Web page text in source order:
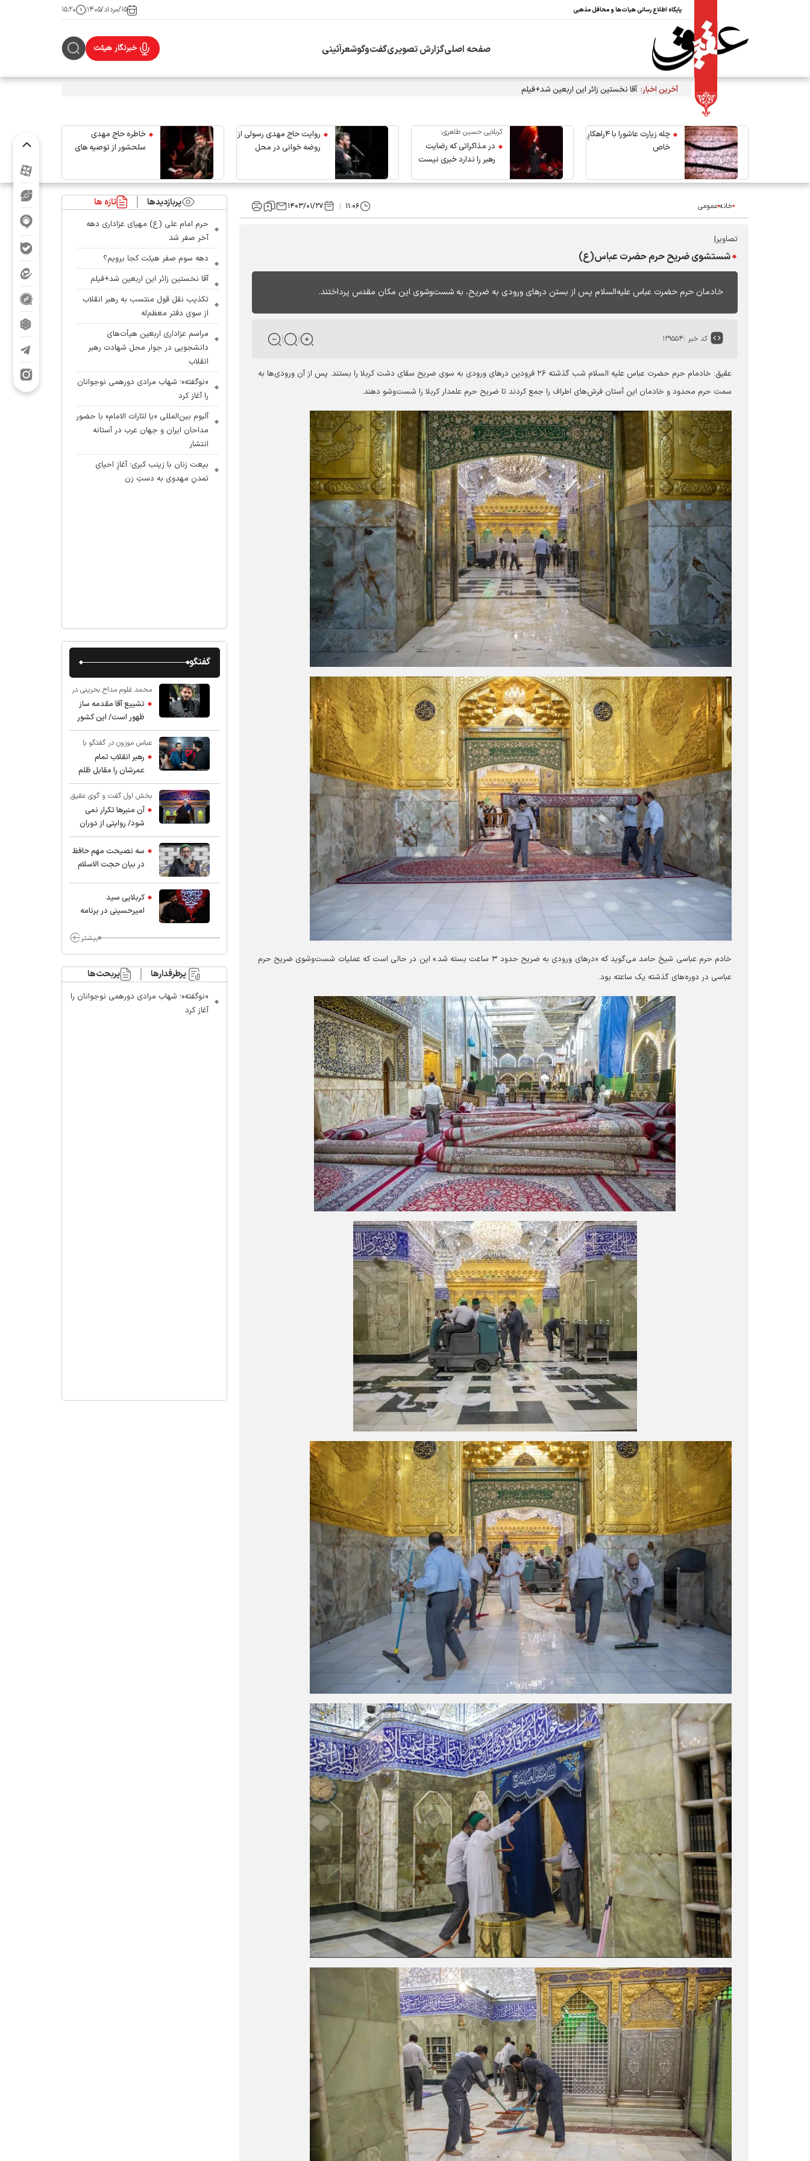
پایگاه اطلاع رسانی هیات‌ها و محافل مذهبی ۱۵/مرداد/۱۴۰۵ ۱۵:۲۰
صفحه اصلیگزارش تصویریگفت‌وگوشعرآئینی خبرنگار هیئت
آخرین اخبار: آقا نخستین زائر این اربعین شد+فیلم
چله زیارت عاشورا با ۴راهکارِ
خاص
کربلایی حسین طاهری:
در مذاکراتی که رضایت
رهبر را ندارد خبری نیست
روایت حاج مهدی رسولی از
روضه خوانی در محل
خاطره حاج مهدی
سلحشور از توصیه های
خانهعمومی ۱۱:۰۶ ۱۴۰۳/۰۱/۲۷
تصاویر|
شستشوی ضریح حرم حضرت عباس(ع)
خادمان حرم حضرت عباس علیه‌السلام پس از بستن درهای ورودی به ضریح، به شست‌وشوی این مکان مقدس پرداختند.
کد خبر :۱۲۹۵۵۴
عقیق: خادمام حرم حضرت عباس علیه السلام شب گذشته ۲۶ فرودین درهای ورودی به سوی ضریح سقای دشت کربلا را بستند.
پس از آن ورودی‌ها به
سمت حرم محدود و خادمان این آستان فرش‌های اطراف را جمع کردند تا ضریح حرم علمدار کربلا را شست‌وشو دهند.
خادم حرم عباسی شیخ حامد می‌گوید که «درهای ورودی به ضریح حدود ۳ ساعت بسته شد.» این در حالی است که عملیات شست‌وشوی ضریح حرم
عباسی در دوره‌های گذشته یک ساعته بود.
پربازدیدها تازه ها
حرم امام علی (ع) مهیای عزاداری دهه
آخر صفر شد
دهه سوم صفر هیئت کجا برویم؟
آقا نخستین زائر این اربعین شد+فیلم
تکذیب نقل قول منتسب به رهبر انقلاب
از سوی دفتر معظم‌له
مراسم عزاداری اربعین هیأت‌های
دانشجویی در جوار محل شهادت رهبر
انقلاب
«نوگفته»؛ شهاب مرادی دورهمی نوجوانان
را آغاز کرد
آلبوم بین‌المللی «یا لثارات الامام» با حضور
مداحان ایران و جهان عرب در آستانه
انتشار
بیعت زنان با زینب کبری؛ آغازِ احیای
تمدنِ مهدوی به دستِ زن
گفتگو
محمد غلوم مداح بحرینی در
گفت و گو با عقیق:
تشییع آقا مقدمه ساز
ظهور است/ این کشور
صاحب دارد
عباس موزون در گفتگو با
عقیق:رهبر انقلاب تمام
عمرشان را مقابل ظلم
ایستادند پس نباید از
شهادت ایشان شگفت
زده شد
بخش اول گفت و گوی عقیق
با استاد حسین انصاریان:
آن منبرها تکرار نمی
شود/ روایتی از دوران
کودکی و نوجوانی این
واعظ بزرگ و نویسنده و
پژوهشگر جهان اسلام
سه نصیحت مهم حافظ
در بیان حجت الاسلام
کربلایی سید
امیر‌حسینی در برنامه
محسن چاوشی چه
مراقب ماست/ مردم
دهن تفرقه افکنان بزنند
بیشتر
پرطرفدارها پربحث‌ها
«نوگفته»؛ شهاب مرادی دورهمی نوجوانان را
آغاز کرد